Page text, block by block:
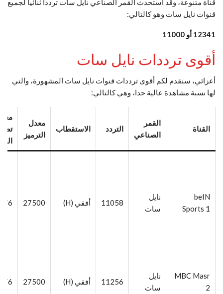
قناة متنوعة، وقد استحدث القمر الصناعي نايل سات ترددا ثنائيا لجميع
قنوات نايل سات وهو كالتالي:
12341 أو 11000
أقوى ترددات نايل سات
أعزائي، سنقدم لكم أقوى ترددات قنوات نايل سات المشهورة، والتي
لها نسبة مشاهدة عالية جدا، وهي كالتالي:
القناة
القمر
الصناعي
التردد الاستقطاب
معدل
الترميز
beIN
Sports 1
نايل
سات
11058 أفقي (H) 27500
5/6
MBC Masr
2
نايل
سات
11256 أفقي (H) 27500
5/6